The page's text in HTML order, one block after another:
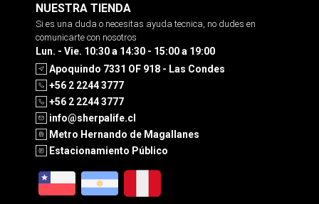
NUESTRA TIENDA
Si es una duda o necesitas ayuda tecnica, no dudes en
comunicarte con nosotros
Lun. - Vie. 10:30 a 14:30 - 15:00 a 19:00
Apoquindo 7331 OF 918 - Las Condes
+56 2 2244 3777
+56 2 2244 3777
info@sherpalife.cl
Metro Hernando de Magallanes
Estacionamiento Público